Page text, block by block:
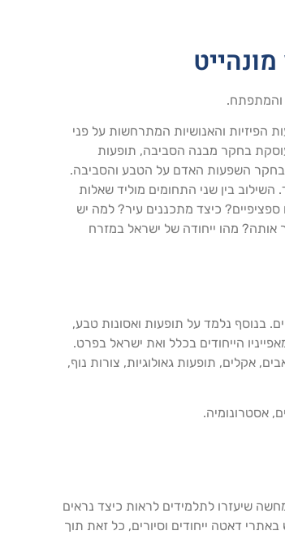
והמתפתח.
הפיזיות והאנושיות המתרחשות על פני
בחקר מבנה הסביבה, תופעות
בחקר השפעות האדם על הטבע והסביבה.
השילוב בין שני התחומים מוליד שאלות
כיצד מתכננים עיר? למה יש
אותה? מהו ייחודה של ישראל במזרח
בנוסף נלמד על תופעות ואסונות טבע,
הייחודים בכלל ואת ישראל בפרט.
אקלים, תופעות גאולוגיות, צורות נוף,
אסטרונומיה.
שיעזרו לתלמידים לראות כיצד נראים
דאטה ייחודים וסיורים, כל זאת תוך